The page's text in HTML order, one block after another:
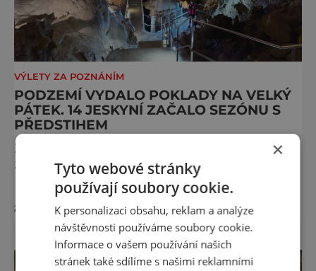
VÝLETY ZA POZNÁNÍM
PODZEMÍ VYDALO POKLADY NA VELKÝ
PÁTEK. 14 JESKYNÍ ZAČALO SEZÓNU S
PŘEDSTIHEM
Zpřístupněné jeskyně České republiky letos
zahájily jarní sezónu dříve. Pět jeskyní
Moravského krasu (Balcarka, Kateřinská,
Punkevní, Sloupsko-šošůvské a Výpustek),
Jeskyně Na Turoldu u Mikulova a Bozkovské
dolomitové jeskyně v Podkrkonoší otevřely
dle prodloužené otevírací doby pro duben již
od Velkého pátku 29. března. Pět jeskyní v
zobrazit více >>
×
Tyto webové stránky
používají soubory cookie.
K personalizaci obsahu, reklam a analýze
návštěvnosti používáme soubory cookie.
Informace o vašem používání našich
stránek také sdílíme s našimi reklamními